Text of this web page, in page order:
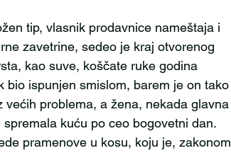
zavetrine, sedeo je kraj otvorenog
kao suve, koščate ruke godina
bio ispunjen smislom, barem je on tako
problema, a žena, nekada glavna
kuću po ceo bogovetni dan.
pramenove u kosu, koju je, zakonom